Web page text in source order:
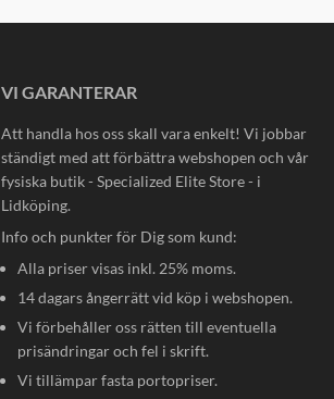
VI GARANTERAR
Att handla hos oss skall vara enkelt! Vi jobbar
ständigt med att förbättra webshopen och vår
fysiska butik - Specialized Elite Store - i
Lidköping.
Info och punkter för Dig som kund:
Alla priser visas inkl. 25% moms.
14 dagars ångerrätt vid köp i webshopen.
Vi förbehåller oss rätten till eventuella
prisändringar och fel i skrift.
Vi tillämpar fasta portopriser.